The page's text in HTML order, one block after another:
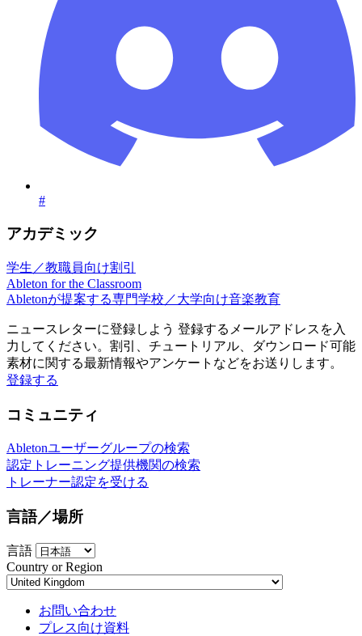
#
アカデミック
学生／教職員向け割引
Ableton for the Classroom
Abletonが提案する専門学校／大学向け音楽教育
ニュースレターに登録しよう 登録するメールアドレスを入
力してください。割引、チュートリアル、ダウンロード可能
素材に関する最新情報やアンケートなどをお送りします。
登録する
コミュニティ
Abletonユーザーグループの検索
認定トレーニング提供機関の検索
トレーナー認定を受ける
言語／場所
言語
Country or Region
お問い合わせ
プレス向け資料